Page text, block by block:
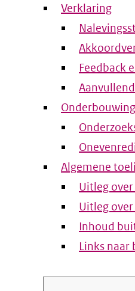
Verklaring
Feedback
Algemene
Uitleg
Uitleg
Inhoud
Links naar